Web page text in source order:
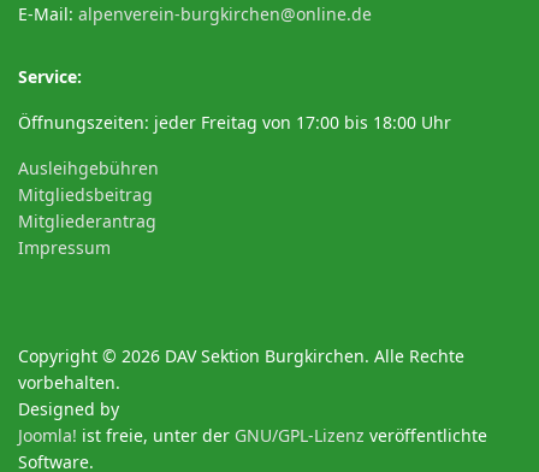
E-Mail: alpenverein-burgkirchen@online.de
Service:
Öffnungszeiten: jeder Freitag von 17:00 bis 18:00 Uhr
Ausleihgebühren
Mitgliedsbeitrag
Mitgliederantrag
Impressum
Copyright © 2026 DAV Sektion Burgkirchen. Alle Rechte
vorbehalten.
Designed by
Joomla! ist freie, unter der GNU/GPL-Lizenz veröffentlichte
Software.